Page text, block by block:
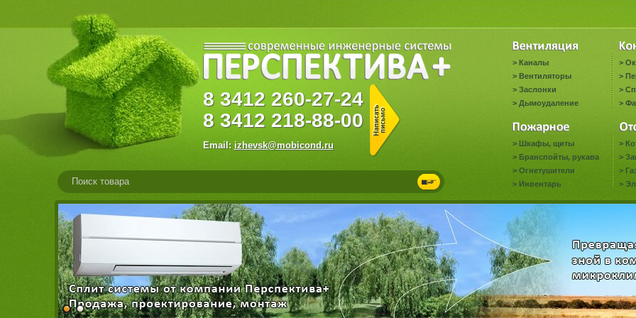
8 3412 260-27-24
8 3412 218-88-00
Email: izhevsk@mobicond.ru
> Каналы
> Вентиляторы
> Заслонки
> Дымоудаление
>
>
>
>
> Шкафы, щиты
> Бранспойты, рукава
> Огнетушители
> Инвентарь
>
>
>
>